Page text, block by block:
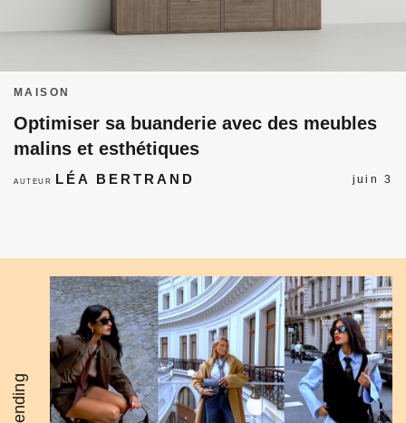
MAISON
Optimiser sa buanderie avec des meubles
malins et esthétiques
AUTEUR LÉA BERTRAND juin 3